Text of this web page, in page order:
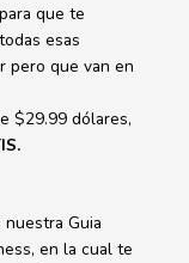
que te
esas
pero que van en
$29.99 dólares,
Guia
en la cual te